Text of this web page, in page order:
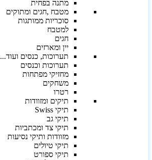
מתנה בפחית
מטבח ,חגים ומתוקים
סוכריות ממותגות
למטבח
חגים
יין ומארזים
תערוכות, כנסים ועוד...
תערוכות וכנסים
מחזיקי מפתחות
משחקים
רטרו
תיקים ומזוודות
תיקי Swiss
תיקי גב
תיקי צד ומכתביות
מזוודות ותיקי נסיעות
תיקי טיולים
תיקי ספורט